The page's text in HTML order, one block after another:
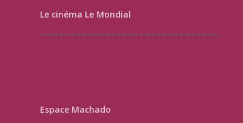
Le cinéma Le Mondial
Espace Machado